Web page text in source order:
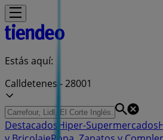
Estás aquí:
Calldetenes - 28001
Destacados Hiper-Supermercados